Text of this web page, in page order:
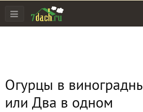
Огурцы в
или Два в одном